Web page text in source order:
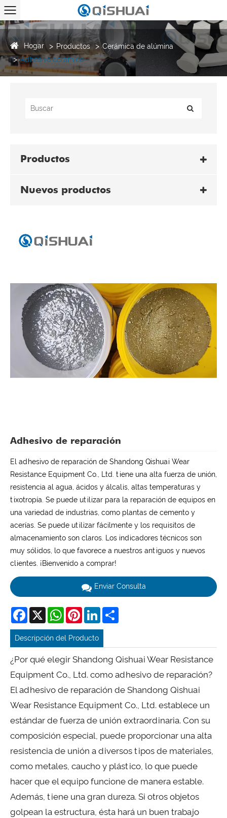
Hogar Productos
Cerámica de alúmina
Adhesivo cerámico
Productos
Nuevos productos
Adhesivo de reparación
El adhesivo de reparación de Shandong Qishuai Wear
Resistance Equipment Co., Ltd. tiene una alta fuerza de unión,
resistencia al agua, ácidos y álcalis, altas temperaturas y
tixotropía. Se puede utilizar para la reparación de equipos en
una variedad de industrias, como plantas de cemento y
acerías. Se puede utilizar fácilmente y los requisitos de
almacenamiento son claros. Los indicadores técnicos son
muy sólidos, lo que favorece a nuestros antiguos y nuevos
clientes. ¡Bienvenido a comprar!
Enviar Consulta
Facebook
X WhatsAppPinterestLinkedIn
Descripción del Producto
¿Por qué elegir Shandong Qishuai Wear Resistance
Equipment Co., Ltd. como adhesivo de reparación?
El adhesivo de reparación de Shandong Qishuai
Wear Resistance Equipment Co., Ltd. establece un
estándar de fuerza de unión extraordinaria. Con su
composición especial, puede proporcionar una alta
resistencia de unión a diversos tipos de materiales,
como metales, caucho y plástico, lo que puede
hacer que el equipo funcione de manera estable.
Además, tiene una gran dureza. Si otros objetos
golpean la estructura, ésta hará un buen trabajo